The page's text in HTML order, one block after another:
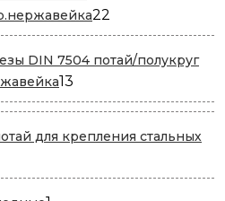
22
товара
DIN 7504 потай/полукруг
13
товаров
для крепления стальных